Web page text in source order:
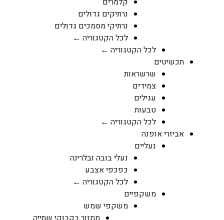
נרתיקים גדולים
נרתיקי מסמכים גדולים
לכל הקטגוריה ←
לכל הקטגוריה ←
תכשיטים
שרשראות
צמידים
עגילים
טבעות
לכל הקטגוריה ←
אביזרי אופנה
נעליים
נעלי בובה ובלרינה
כפכפי אצבע
לכל הקטגוריה ←
משקפיים
משקפי שמש